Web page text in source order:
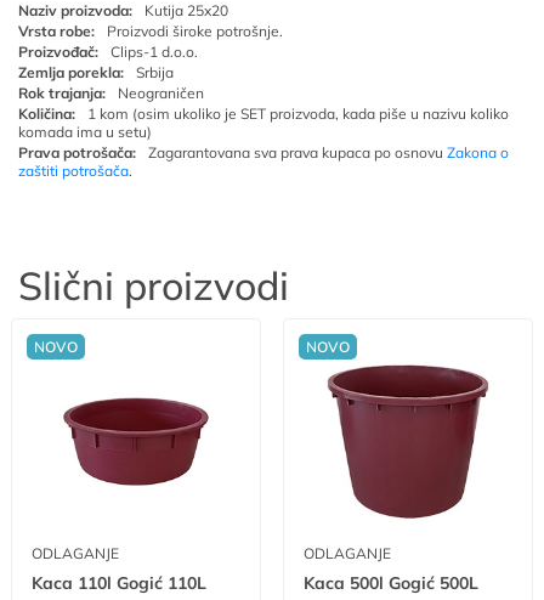
Naziv proizvoda:
Kutija 25x20
Vrsta robe:
Proizvodi široke potrošnje.
Proizvođač:
Clips-1 d.o.o.
Zemlja porekla:
Srbija
Rok trajanja:
Neograničen
Količina:
1 kom (osim ukoliko je SET proizvoda, kada piše u nazivu koliko
komada ima u setu)
Prava potrošača:
Zagarantovana sva prava kupaca po osnovu Zakona o
zaštiti potrošača.
Slični proizvodi
NOVO
ODLAGANJE
Kaca 110l Gogić 110L
NOVO
ODLAGANJE
Kaca 500l Gogić 500L